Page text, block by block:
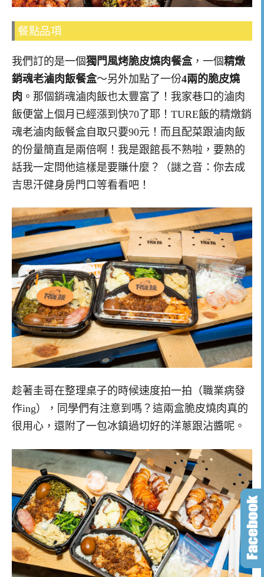
餐點品項
我們訂的是一個獨門風烤脆皮燒肉餐盒，一個精燉
銷魂老滷肉飯餐盒～另外加點了一份4兩的脆皮燒
肉 。那個銷魂滷肉飯也太豐富了！我家巷口的滷肉
飯便當上個月已經漲到快70了耶！TURE飯的精燉銷
魂老滷肉飯餐盒自取只要90元！而且配菜跟滷肉飯
的份量簡直是兩倍啊！我是跟館長不熟啦，要熟的
話我一定問他這樣是要賺什麼？（謎之音：你去成
吉思汗健身房門口等看看吧！
趁著圭哥在整理桌子的時候速度拍一拍（職業病發
作ing），同學們有注意到嗎？這兩盒脆皮燒肉真的
很用心，還附了一包冰鎮過切好的洋蔥跟沾醬呢。